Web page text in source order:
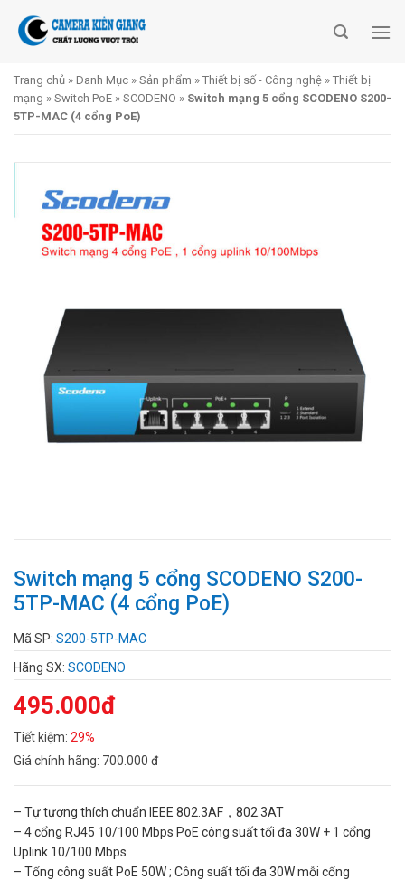
Trang chủ » Danh Mục » Sản phẩm » Thiết bị số - Công nghệ » Thiết bị
mạng » Switch PoE » SCODENO » Switch mạng 5 cổng SCODENO S200-
5TP-MAC (4 cổng PoE)
Switch mạng 5 cổng SCODENO S200-
5TP-MAC (4 cổng PoE)
Mã SP: S200-5TP-MAC
Hãng SX: SCODENO
495.000đ
Tiết kiệm: 29%
Giá chính hãng: 700.000 đ
– Tự tương thích chuẩn IEEE 802.3AF，802.3AT
– 4 cổng RJ45 10/100 Mbps PoE công suất tối đa 30W + 1 cổng
Uplink 10/100 Mbps
– Tổng công suất PoE 50W ; Công suất tối đa 30W mỗi cổng